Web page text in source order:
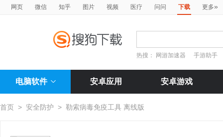
网页 微信 知乎 图片 视频 医疗 问问 下载 更多»
热搜： 网游加速器 手游助手
电脑软件 安卓应用 安卓游戏
首页 > 安全防护 > 勒索病毒免疫工具 离线版